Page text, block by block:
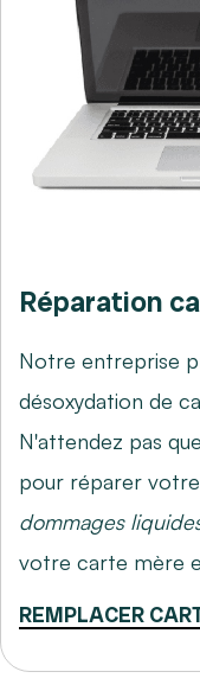
Réparation
Notre entreprise
désoxydation de
N'attendez pas
pour réparer
dommages
votre carte mère
REMPLACER